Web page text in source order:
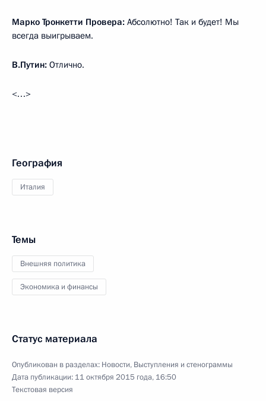
Марко Тронкетти Провера: Абсолютно! Так и будет! Мы
всегда выигрываем.
В.Путин: Отлично.
<…>
География
Италия
Темы
Внешняя политика
Экономика и финансы
Статус материала
Опубликован в разделах: Новости, Выступления и стенограммы
Дата публикации: 11 октября 2015 года, 16:50
Текстовая версия